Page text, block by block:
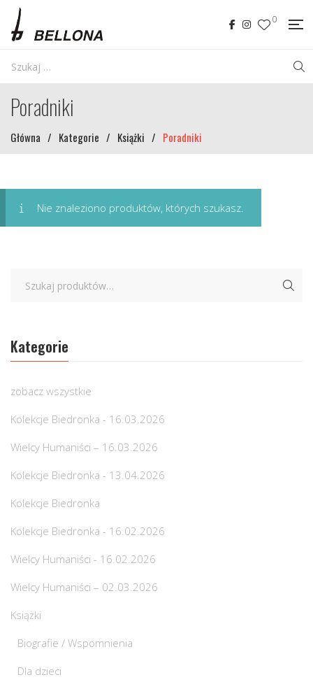
0
Poradniki
Główna / Kategorie / Książki / Poradniki
Nie znaleziono produktów, których szukasz.
Kategorie
zobacz wszystkie
Kolekcje Biedronka - 16.03.2026
Wielcy Humaniści – 16.03.2026
Kolekcje Biedronka - 13.04.2026
Kolekcje Biedronka
Kolekcje Biedronka - 16.02.2026
Wielcy Humaniści - 16.02.2026
Wielcy Humaniści – 02.03.2026
Książki
Biografie / Wspomnienia
Dla dzieci